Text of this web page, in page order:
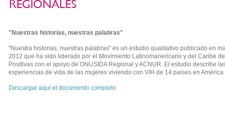
"Nuestras historias, nuestras palabras"
"Nuestra historias, nuestras palabras" es un estudio qualitativo publicado en
2012 que ha sido liderado por el Movimiento Latinomanericano y del Caribe
Positivas con el apoyo de ONUSIDA Regional y ACNUR. El estudio describe
experiencias de vida de las mujeres viviendo con VIH de 14 paises en América
Descargar aquí el documento completo